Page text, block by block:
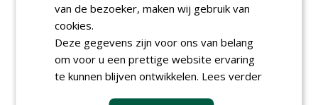
nieuwsbrief.
van de bezoeker, maken wij gebruik van
cookies.
Deze gegevens zijn voor ons van belang
om voor u een prettige website ervaring
te kunnen blijven ontwikkelen. Lees verder